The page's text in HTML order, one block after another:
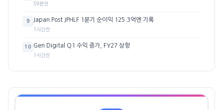
59분전
9 Japan Post JPHLF 1분기 순이익 125.3억엔 기록
1시간전
10 Gen Digital Q1 수익 증가, FY27 상향
1시간전